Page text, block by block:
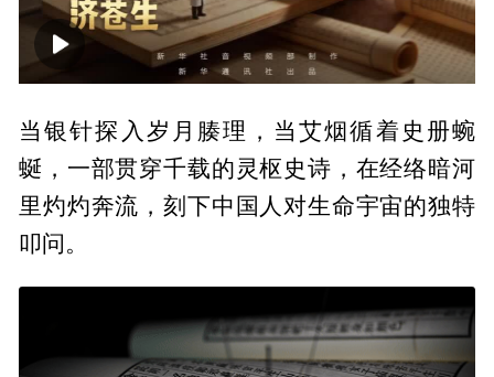
00:00 09:21
当银针探入岁月腠理，当艾烟循着史册蜿
蜒，一部贯穿千载的灵枢史诗，在经络暗河
里灼灼奔流，刻下中国人对生命宇宙的独特
叩问。